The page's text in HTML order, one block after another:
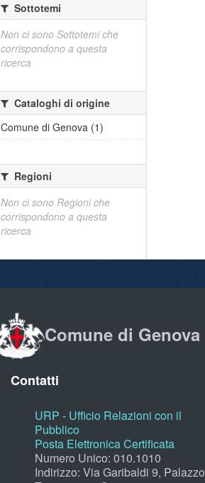
Sottotemi
Non ci sono Sottotemi che
corrispondono a questa
ricerca
Cataloghi di origine
Comune di Genova (1)
Regioni
Non ci sono Regioni che
corrispondono a questa
ricerca
Comune di Genova
Contatti
URP - Ufficio Relazioni con il
Pubblico
Posta Elettronica Certificata
Numero Unico: 010.1010
Indirizzo: Via Garibaldi 9, Palazzo